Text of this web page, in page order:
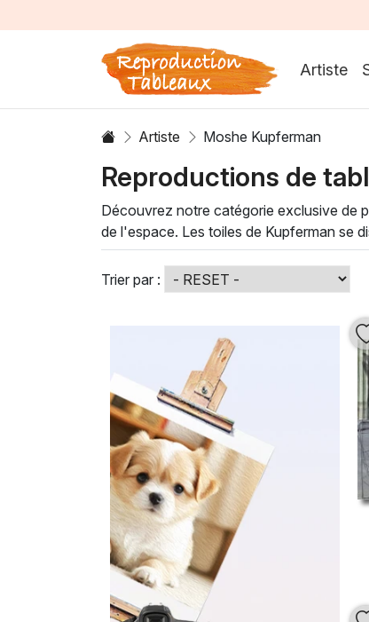
Artiste
Artiste Moshe Kupferman
Reproductions de
Découvrez notre catégorie exclusive de
de l'espace. Les toiles de Kupferman se
réalisée avec des techniques
Ces peintures à l'huile
apportent une
nuances vibrantes et les textures riches
Laissez-vous séduire par l'univers de
Trier par :